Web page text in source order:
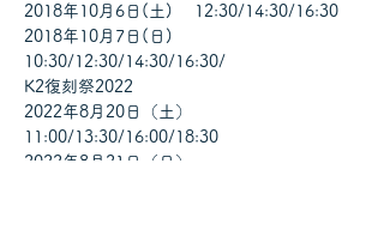
2018年10月6日(土) 　12:30/14:30/16:30
2018年10月7日(日)
10:30/12:30/14:30/16:30/
K2復刻祭2022
2022年8月20日（土）
11:00/13:30/16:00/18:30
2022年8月21日（日）